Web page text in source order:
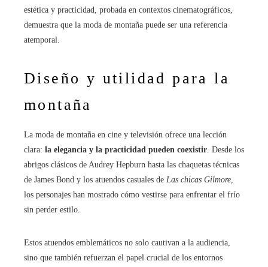
estética y practicidad, probada en contextos cinematográficos,
demuestra que la moda de montaña puede ser una referencia
atemporal.
Diseño y utilidad para la
montaña
La moda de montaña en cine y televisión ofrece una lección
clara: la elegancia y la practicidad pueden coexistir . Desde los
abrigos clásicos de Audrey Hepburn hasta las chaquetas técnicas
de James Bond y los atuendos casuales de Las chicas Gilmore
los personajes han mostrado cómo vestirse para enfrentar el frío
sin perder estilo.
Estos atuendos emblemáticos no solo cautivan a la audiencia,
sino que también refuerzan el papel crucial de los entornos